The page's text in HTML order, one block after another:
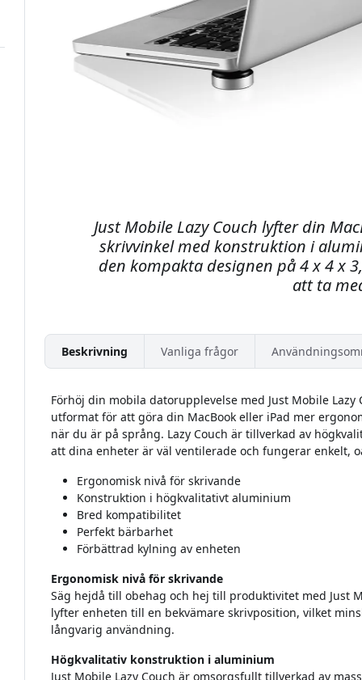
Just Mobile Lazy Couch lyfter din
skrivvinkel med konstruktion i
den kompakta designen på 4 x 4 x
att ta
Beskrivning Vanliga frågor
Förhöj din mobila datorupplevelse med Just Mobile
utformat för att göra din MacBook eller iPad mer
när du är på språng. Lazy Couch är tillverkad av
att dina enheter är väl ventilerade och fungerar enkelt,
Ergonomisk nivå för skrivande
Konstruktion i högkvalitativt aluminium
Bred kompatibilitet
Perfekt bärbarhet
Förbättrad kylning av enheten
Ergonomisk nivå för skrivande
Säg hejdå till obehag och hej till produktivitet med Just
lyfter enheten till en bekvämare skrivposition, vilket
långvarig användning.
Högkvalitativ konstruktion i aluminium
Just Mobile Lazy Couch är omsorgsfullt tillverkad av